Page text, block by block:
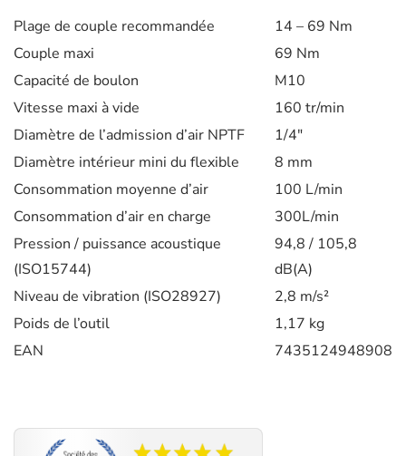
Plage de couple recommandée
14 – 69 Nm
Couple maxi
69 Nm
Capacité de boulon
M10
Vitesse maxi à vide
160 tr/min
Diamètre de l’admission d’air NPTF
1/4″
Diamètre intérieur mini du flexible
8 mm
Consommation moyenne d’air
100 L/min
Consommation d’air en charge
300L/min
Pression / puissance acoustique
(ISO15744)
94,8 / 105,8
dB(A)
Niveau de vibration (ISO28927)
2,8 m/s²
Poids de l’outil
1,17 kg
EAN
7435124948908